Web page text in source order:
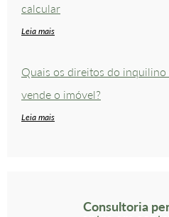
calcular
Leia mais
Quais os direitos do
vende o imóvel?
Leia mais
Consultoria